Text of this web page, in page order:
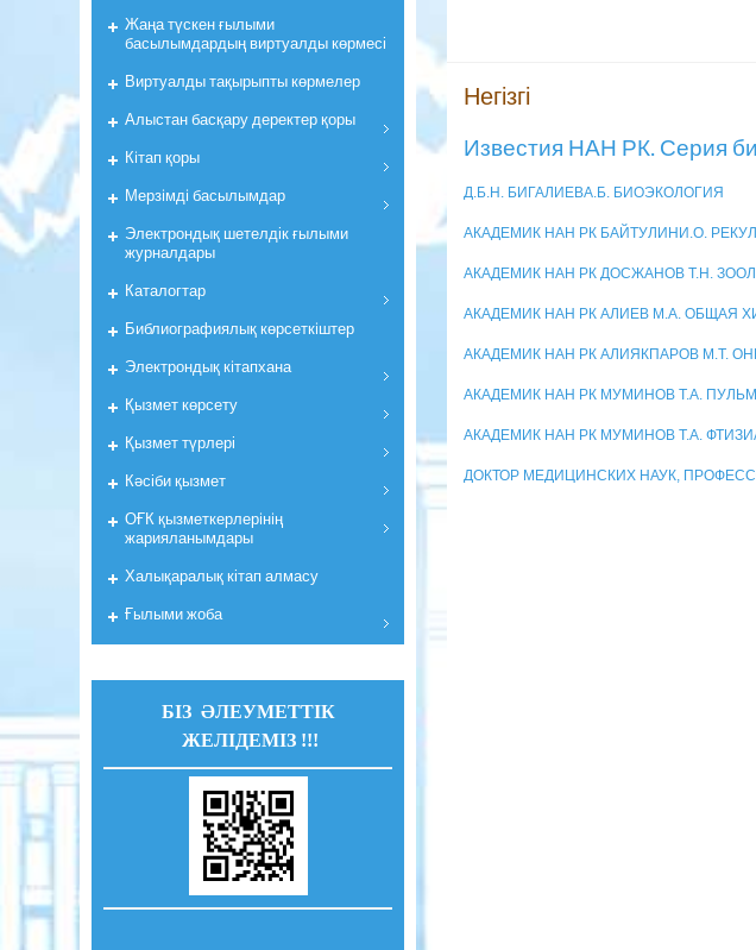
Негізгі
Известия НАН РК. Серия
Д.Б.Н. БИГАЛИЕВА.Б. БИОЭКОЛОГИЯ
АКАДЕМИК НАН РК БАЙТУЛИНИ.О.
АКАДЕМИК НАН РК ДОСЖАНОВ Т.Н.
АКАДЕМИК НАН РК АЛИЕВ М.А. ОБЩАЯ
АКАДЕМИК НАН РК АЛИЯКПАРОВ М.Т.
АКАДЕМИК НАН РК МУМИНОВ Т.А.
АКАДЕМИК НАН РК МУМИНОВ Т.А.
ДОКТОР МЕДИЦИНСКИХ НАУК,
Жаңа түскен ғылыми
басылымдардың виртуалды көрмесі
Виртуалды тақырыпты көрмелер
Алыстан басқару деректер қоры
Кiтап қоры
Мерзiмдi басылымдар
Электрондық шетелдік ғылыми
журналдары
Каталогтар
Библиографиялық көрсеткiштер
Электрондық кiтапхана
Қызмет көрсету
Қызмет түрлері
Кәсіби қызмет
ОҒК қызметкерлерiнiң
жарияланымдары
Халықаралық кітап алмасу
Ғылыми жоба
БІЗ ӘЛЕУМЕТТІК
ЖЕЛІДЕМІЗ !!!